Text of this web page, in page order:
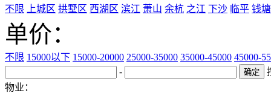
不限
上城区 拱墅区 西湖区 滨江 萧山 余杭 之江 下沙 临平 钱
单价：
不限 15000以下 15000-20000 25000-35000 35000-45000 45000-
-
物业：